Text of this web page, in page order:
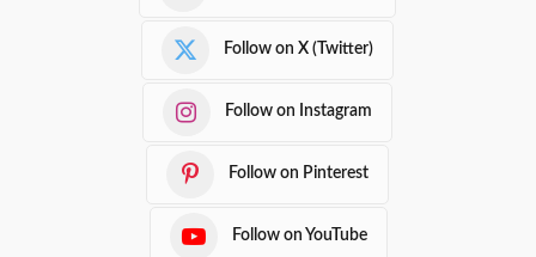
Follow on X (Twitter)
Follow on Instagram
Follow on Pinterest
Follow on YouTube